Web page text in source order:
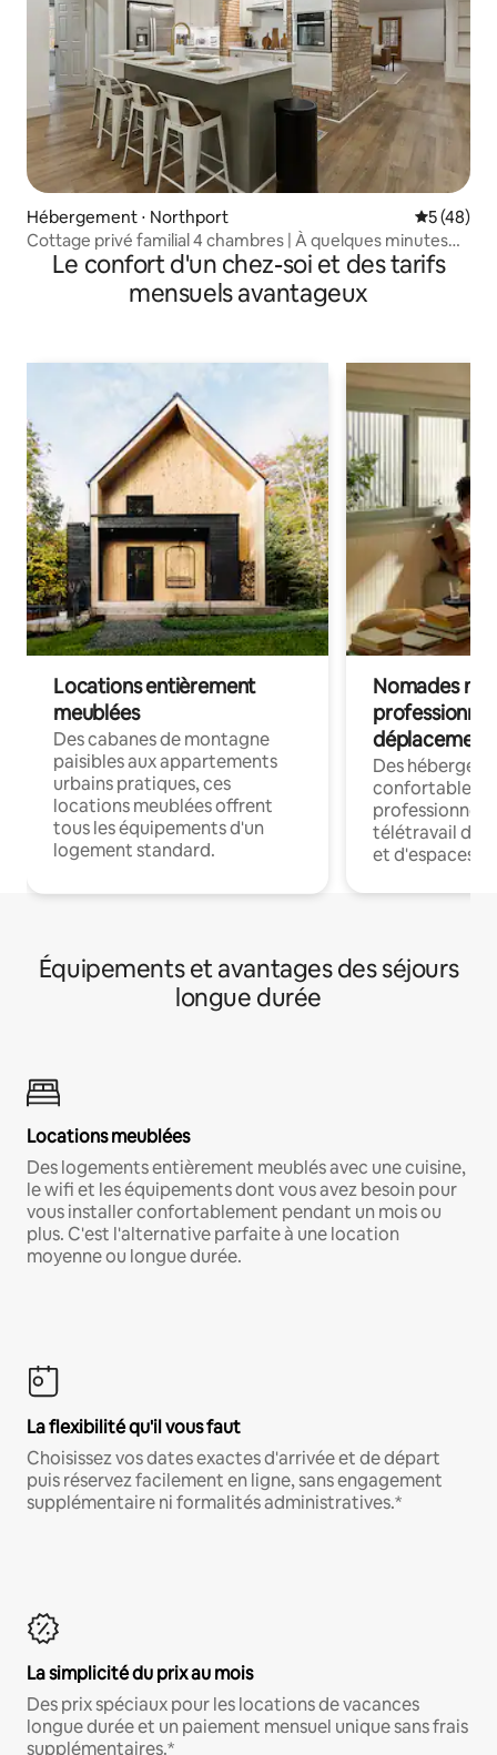
Hébergement ⋅ Northport
5 (48)
Cottage privé familial 4 chambres | À quelques minutes
de DT UA
Le confort d'un chez-soi et des tarifs
mensuels avantageux
Locations entièrement
meublées
Des cabanes de montagne
paisibles aux appartements
urbains pratiques, ces
locations meublées offrent
tous les équipements d'un
logement standard.
Nomades
déplacement
Des
confortables
professionnels
télétravail
et d'espaces
Équipements et avantages des séjours
longue durée
Locations meublées
Des logements entièrement meublés avec une cuisine,
le wifi et les équipements dont vous avez besoin pour
vous installer confortablement pendant un mois ou
plus. C'est l'alternative parfaite à une location
moyenne ou longue durée.
La flexibilité qu'il vous faut
Choisissez vos dates exactes d'arrivée et de départ
puis réservez facilement en ligne, sans engagement
supplémentaire ni formalités administratives.*
La simplicité du prix au mois
Des prix spéciaux pour les locations de vacances
longue durée et un paiement mensuel unique sans frais
supplémentaires.*